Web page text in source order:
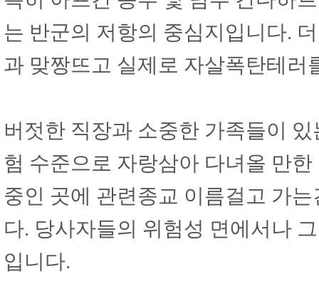
는 반군의 저항의 중심지입니다.
과 맞짱뜨고 실제로 자살폭탄테러
버젓한 직장과 소중한 가족들이
험 수준으로 자랑삼아 다녀올 만
중인 곳에 관련종교 이름걸고 가
다. 당사자들의 위험성 면에서나
입니다.